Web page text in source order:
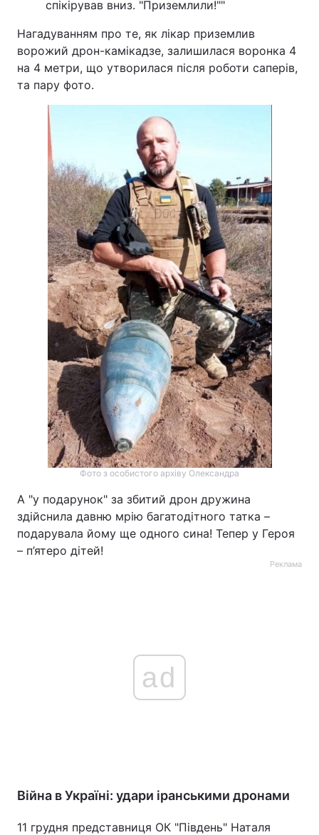
спікірував вниз. "Приземлили!""
Нагадуванням про те, як лікар приземлив
ворожий дрон-камікадзе, залишилася воронка 4
на 4 метри, що утворилася після роботи саперів,
та пару фото.
Фото з особистого архіву Олександра
А "у подарунок" за збитий дрон дружина
здійснила давню мрію багатодітного татка –
подарувала йому ще одного сина! Тепер у Героя
– п’ятеро дітей!
Реклама
ad
Війна в Україні: удари іранськими дронами
11 грудня представниця ОК "Південь" Наталя